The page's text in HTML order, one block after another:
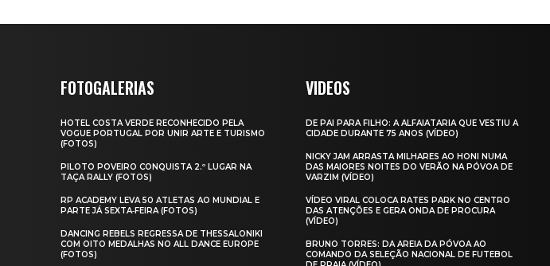
FOTOGALERIAS
HOTEL COSTA VERDE RECONHECIDO PELA
VOGUE PORTUGAL POR UNIR ARTE E TURISMO
(FOTOS)
PILOTO POVEIRO CONQUISTA 2.º LUGAR NA
TAÇA RALLY (FOTOS)
RP ACADEMY LEVA 50 ATLETAS AO MUNDIAL E
PARTE JÁ SEXTA‑FEIRA (FOTOS)
DANCING REBELS REGRESSA DE THESSALONIKI
COM OITO MEDALHAS NO ALL DANCE EUROPE
(FOTOS)
VIDEOS
DE PAI PARA FILHO: A ALFAIATARIA QUE VESTIU A
CIDADE DURANTE 75 ANOS (VÍDEO)
NICKY JAM ARRASTA MILHARES AO HONI NUMA
DAS MAIORES NOITES DO VERÃO NA PÓVOA DE
VARZIM (VÍDEO)
VÍDEO VIRAL COLOCA RATES PARK NO CENTRO
DAS ATENÇÕES E GERA ONDA DE PROCURA
(VÍDEO)
BRUNO TORRES: DA AREIA DA PÓVOA AO
COMANDO DA SELEÇÃO NACIONAL DE FUTEBOL